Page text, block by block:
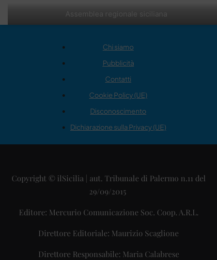
Assemblea regionale siciliana
Chi siamo
Pubblicità
Contatti
Cookie Policy (UE)
Disconoscimento
Dichiarazione sulla Privacy (UE)
Copyright © ilSicilia | aut. Tribunale di Palermo n.11 del
29/09/2015
Editore: Mercurio Comunicazione Soc. Coop. A.R.L.
Direttore Editoriale: Maurizio Scaglione
Direttore Responsabile: Maria Calabrese